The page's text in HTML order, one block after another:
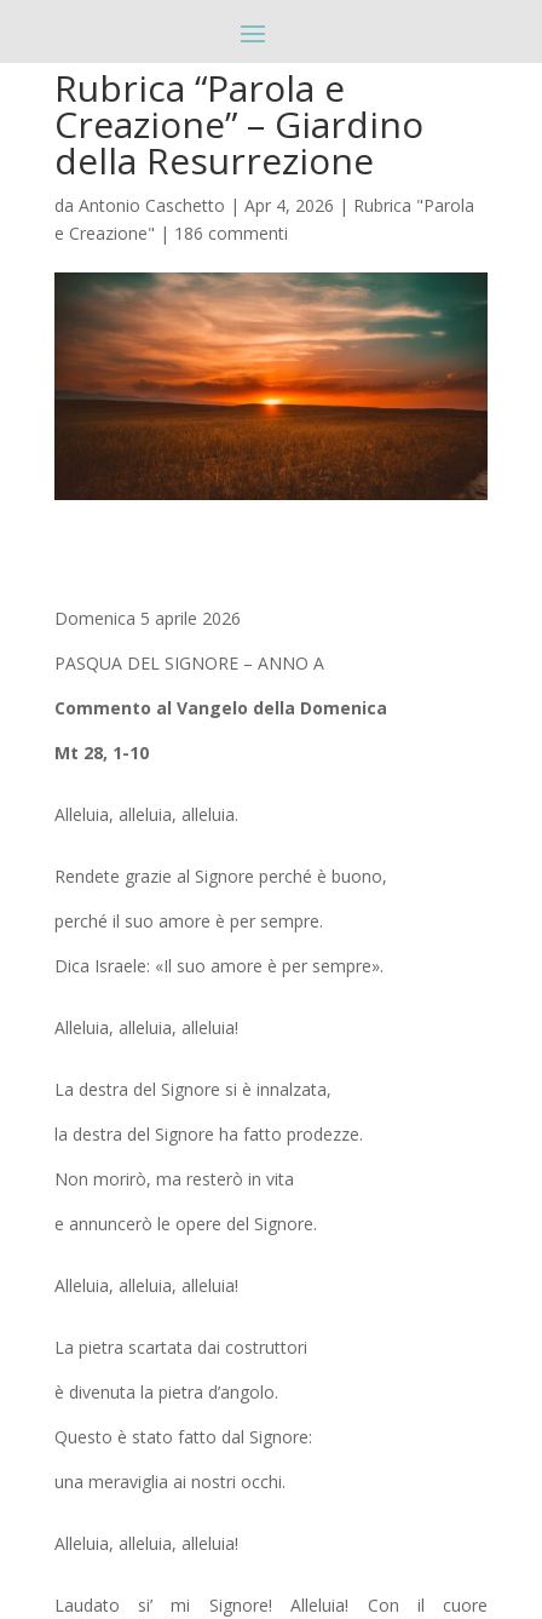
Rubrica “Parola e
Creazione” – Giardino
della Resurrezione
da Antonio Caschetto | Apr 4, 2026 | Rubrica "Parola
e Creazione" | 186 commenti
Domenica 5 aprile 2026
PASQUA DEL SIGNORE – ANNO A
Commento al Vangelo della Domenica
Mt 28, 1-10
Alleluia, alleluia, alleluia.
Rendete grazie al Signore perché è buono,
perché il suo amore è per sempre.
Dica Israele: «Il suo amore è per sempre».
Alleluia, alleluia, alleluia!
La destra del Signore si è innalzata,
la destra del Signore ha fatto prodezze.
Non morirò, ma resterò in vita
e annuncerò le opere del Signore.
Alleluia, alleluia, alleluia!
La pietra scartata dai costruttori
è divenuta la pietra d’angolo.
Questo è stato fatto dal Signore:
una meraviglia ai nostri occhi.
Alleluia, alleluia, alleluia!
Laudato si’ mi Signore! Alleluia! Con il cuore